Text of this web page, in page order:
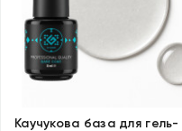
Каучукова база для гель-